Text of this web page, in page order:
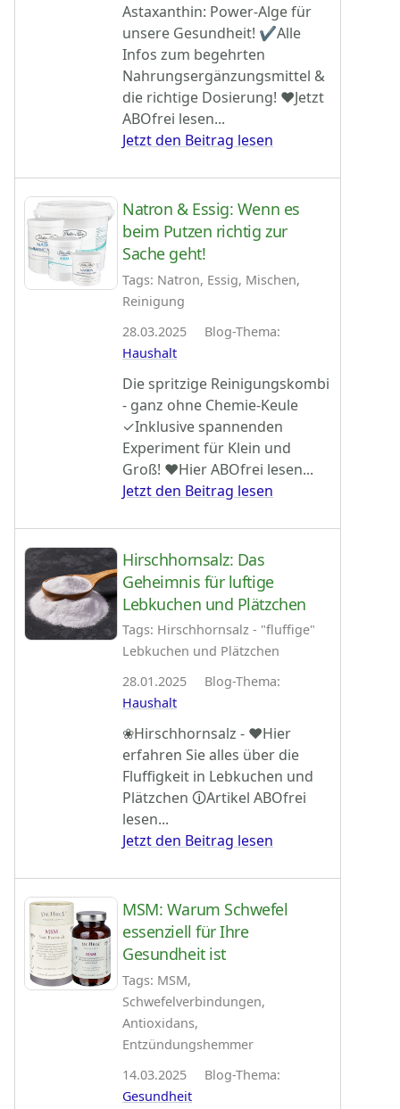
Astaxanthin: Power-Alge für
unsere Gesundheit! ✔Alle
Infos zum begehrten
Nahrungsergänzungsmittel &
die richtige Dosierung! ♥Jetzt
ABOfrei lesen...
Jetzt den Beitrag lesen
Natron & Essig: Wenn es
beim Putzen richtig zur
Sache geht!
Tags: Natron, Essig, Mischen,
Reinigung
28.03.2025 Blog-Thema:
Haushalt
Die spritzige Reinigungskombi
- ganz ohne Chemie-Keule
✓Inklusive spannenden
Experiment für Klein und
Groß! ♥Hier ABOfrei lesen...
Jetzt den Beitrag lesen
Hirschhornsalz: Das
Geheimnis für luftige
Lebkuchen und Plätzchen
Tags: Hirschhornsalz - "fluffige"
Lebkuchen und Plätzchen
28.01.2025 Blog-Thema:
Haushalt
❀Hirschhornsalz - ♥Hier
erfahren Sie alles über die
Fluffigkeit in Lebkuchen und
Plätzchen 🛈Artikel ABOfrei
lesen...
Jetzt den Beitrag lesen
MSM: Warum Schwefel
essenziell für Ihre
Gesundheit ist
Tags: MSM,
Schwefelverbindungen,
Antioxidans,
Entzündungshemmer
14.03.2025 Blog-Thema:
Gesundheit